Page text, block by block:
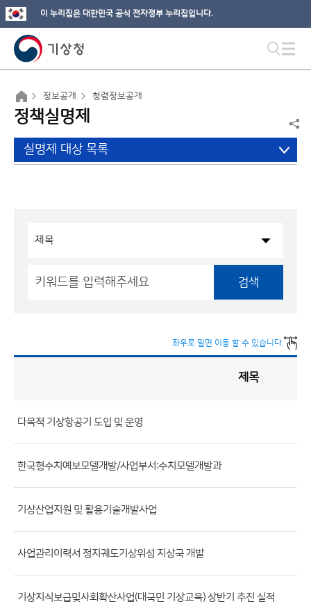
이 누리집은 대한민국 공식 전자정부 누리집입니다.
정보공개 청렴정보공개
정책실명제
실명제 대상 목록
검색
좌우로 밀면 이동 할 수 있습니다.
게
시
판
목
(번
호,
부
서,
첨
제목
다목적 기상항공기 도입 및 운영
한국형수치예보모델개발/사업부서:수치모델개발과
기상산업지원 및 활용기술개발사업
사업관리이력서 정지궤도기상위성 지상국 개발
기상지식보급및사회확산사업(대국민 기상교육) 상반기 추진 실적